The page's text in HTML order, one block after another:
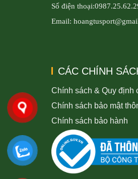
Số điện
Email:
CÁC CHÍNH
Chính sách & Quy định
Chính sách bảo mật
Chính sách bảo hành